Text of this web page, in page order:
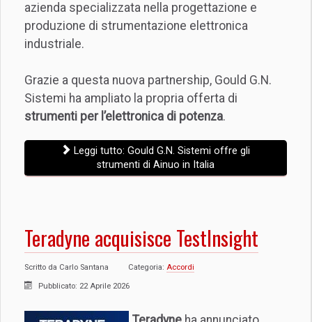
azienda specializzata nella progettazione e
produzione di strumentazione elettronica
industriale.
Grazie a questa nuova partnership, Gould G.N.
Sistemi ha ampliato la propria offerta di
strumenti per l’elettronica di potenza.
Leggi tutto: Gould G.N. Sistemi offre gli
strumenti di Ainuo in Italia
Teradyne acquisisce TestInsight
Scritto da Carlo Santana Categoria: Accordi
Pubblicato: 22 Aprile 2026